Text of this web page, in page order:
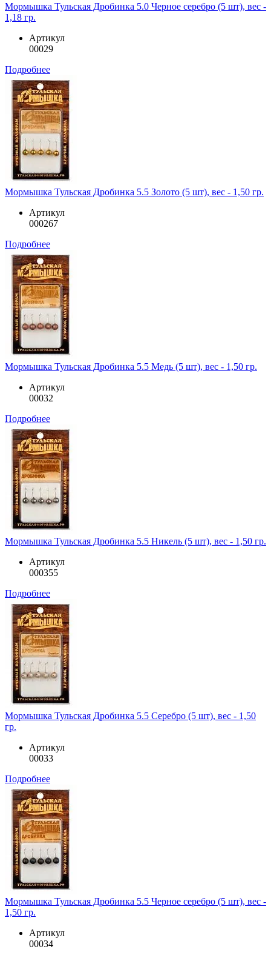
Мормышка Тульская Дробинка 5.0 Черное серебро (5 шт), вес -
1,18 гр.
Артикул
00029
Подробнее
Мормышка Тульская Дробинка 5.5 Золото (5 шт), вес - 1,50 гр.
Артикул
000267
Подробнее
Мормышка Тульская Дробинка 5.5 Медь (5 шт), вес - 1,50 гр.
Артикул
00032
Подробнее
Мормышка Тульская Дробинка 5.5 Никель (5 шт), вес - 1,50 гр.
Артикул
000355
Подробнее
Мормышка Тульская Дробинка 5.5 Серебро (5 шт), вес - 1,50
гр.
Артикул
00033
Подробнее
Мормышка Тульская Дробинка 5.5 Черное серебро (5 шт), вес -
1,50 гр.
Артикул
00034